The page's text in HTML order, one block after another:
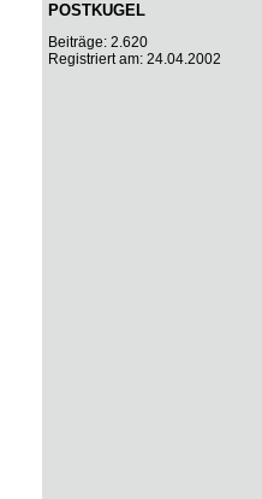
POSTKUGEL
Beiträge: 2.620
Registriert am: 24.04.2002